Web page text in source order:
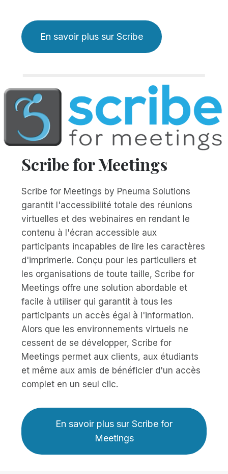
En savoir plus sur Scribe
Scribe for Meetings
Scribe for Meetings by Pneuma Solutions
garantit l'accessibilité totale des réunions
virtuelles et des webinaires en rendant le
contenu à l'écran accessible aux
participants incapables de lire les caractères
d'imprimerie. Conçu pour les particuliers et
les organisations de toute taille, Scribe for
Meetings offre une solution abordable et
facile à utiliser qui garantit à tous les
participants un accès égal à l'information.
Alors que les environnements virtuels ne
cessent de se développer, Scribe for
Meetings permet aux clients, aux étudiants
et même aux amis de bénéficier d'un accès
complet en un seul clic.
En savoir plus sur Scribe for
Meetings